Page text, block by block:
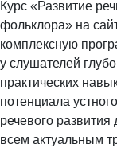
Курс «Развитие
фольклора» на
комплексную
у слушателей
практических
потенциала
речевого развития
всем актуальным